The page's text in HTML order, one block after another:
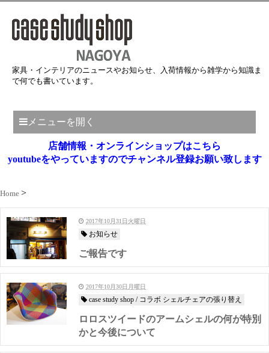
家具・インテリアのニュースやお知らせ、入荷情報から雑学から知識ま
で何でも書いています。
メニューを開く
店舗情報・オンラインショップはこちら
youtubeをやっていますのでチャンネル登録お願い致します
Home
2017年10月31日火曜日
お知らせ
ご報告です
2017年10月30日月曜日
case study shop / コラボ シェルチェアの張り替え
ロロスツイードのアームシェルの何が特別
かと今後について